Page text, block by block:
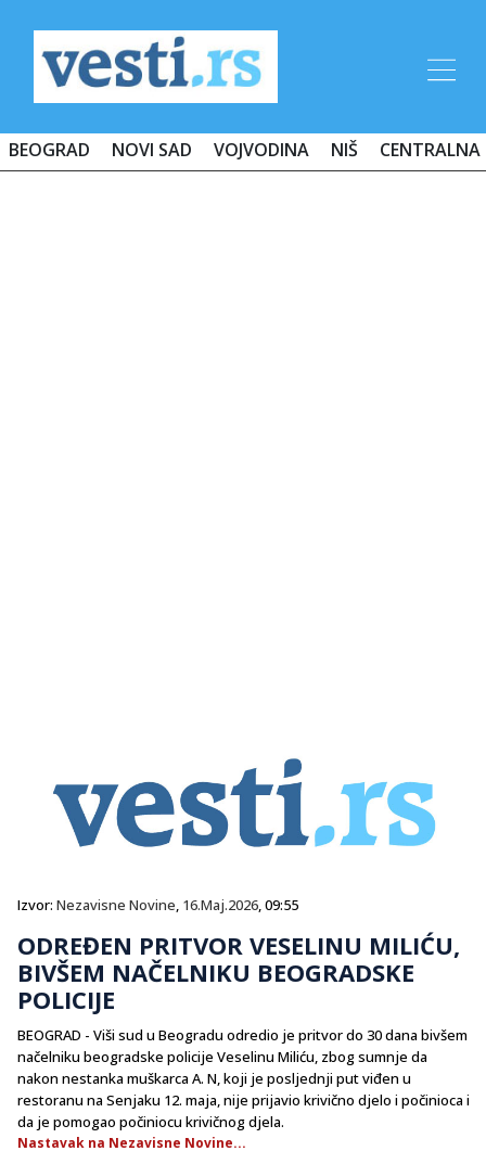
BEOGRAD NOVI SAD VOJVODINA NIŠ CENTRALNA
Izvor: Nezavisne Novine, 16.Maj.2026, 09:55
ODREĐEN PRITVOR VESELINU MILIĆU,
BIVŠEM NAČELNIKU BEOGRADSKE
POLICIJE
BEOGRAD - Viši sud u Beogradu odredio je pritvor do 30 dana bivšem
načelniku beogradske policije Veselinu Miliću, zbog sumnje da
nakon nestanka muškarca A. N, koji je posljednji put viđen u
restoranu na Senjaku 12. maja, nije prijavio krivično djelo i počinioca i
da je pomogao počiniocu krivičnog djela.
Nastavak na Nezavisne Novine...